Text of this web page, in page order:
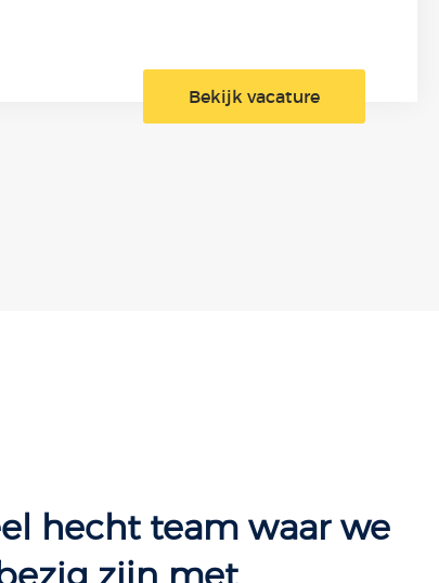
Bekijk vacature
hecht team waar we
zijn met